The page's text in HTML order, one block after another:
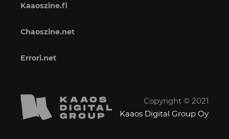
Kaaoszine.fi
Chaoszine.net
Errori.net
Copyright © 2021
Kaaos Digital Group Oy